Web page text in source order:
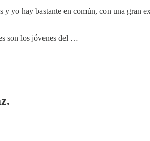
yo hay bastante en común, con una gran
son los jóvenes del …